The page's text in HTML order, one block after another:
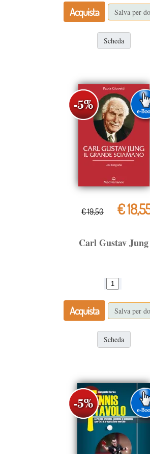
Acquista Salva per
Scheda
€ 19,50 €
Carl Gustav Jung
Acquista Salva per
Scheda